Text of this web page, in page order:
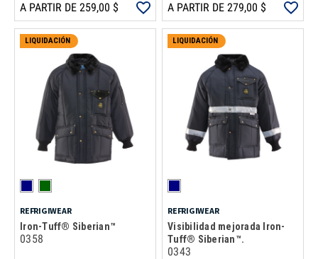
A PARTIR DE 259,00 $ A PARTIR DE 279,00 $
LIQUIDACIÓN
REFRIGIWEAR
Iron-Tuff® Siberian™
0358
LIQUIDACIÓN
REFRIGIWEAR
Visibilidad mejorada Iron-
Tuff® Siberian™.
0343